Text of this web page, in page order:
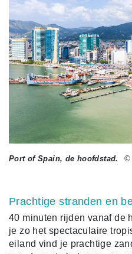
Port of Spain, de hoofdstad. ©
Prachtige stranden en
40 minuten rijden vanaf de
je zo het spectaculaire
eiland vind je prachtige